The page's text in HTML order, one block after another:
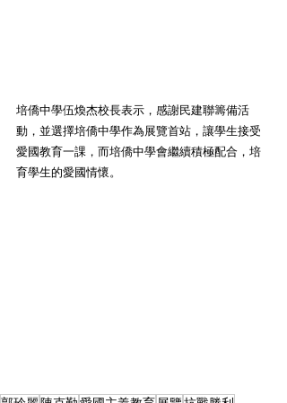
培僑中學伍煥杰校長表示，感謝民建聯籌備活
動，並選擇培僑中學作為展覽首站，讓學生接受
愛國教育一課，而培僑中學會繼續積極配合，培
育學生的愛國情懷。